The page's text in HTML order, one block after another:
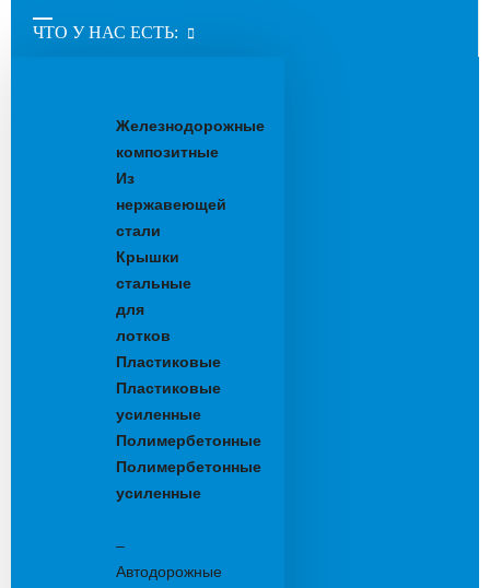
ЧТО У НАС ЕСТЬ:
Железнодорожные
композитные
Из
нержавеющей
стали
Крышки
стальные
для
лотков
Пластиковые
Пластиковые
усиленные
Полимербетонные
Полимербетонные
усиленные
–
Автодорожные